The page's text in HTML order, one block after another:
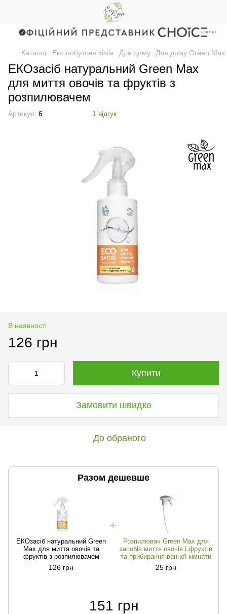
Каталог Еко побутова хімія Для дому Для дому Green Max
EКОзасіб натуральний Green Max
для миття овочів та фруктів з
розпилювачем
Артикул: 6 1 відгук
В наявності
126 грн
Купити
Замовити швидко
До обраного
Разом дешевше
EКОзасіб натуральний Green
Max для миття овочів та
фруктів з розпилювачем
126 грн
Розпилювач Green Max для
засобів миття овочів і фруктів
та прибирання ванної кімнати
25 грн
151 грн